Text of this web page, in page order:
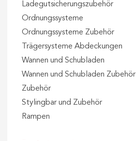
Ladegutsicherungszubehör
Ordnungssysteme
Ordnungssysteme Zubehör
Trägersysteme Abdeckungen
Wannen und Schubladen
Wannen und Schubladen Zubehör
Zubehör
Stylingbar und Zubehör
Rampen